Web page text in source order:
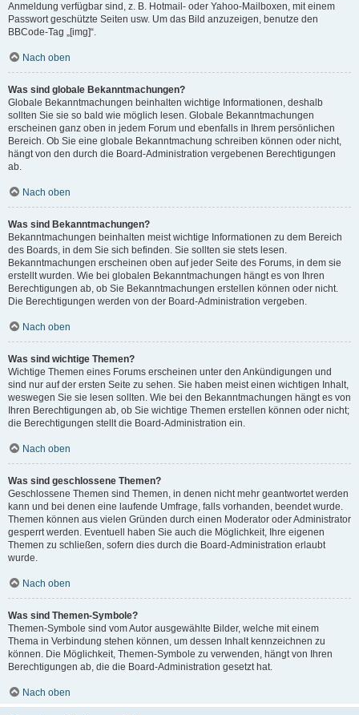
Anmeldung verfügbar sind, z. B. Hotmail- oder Yahoo-Mailboxen, mit einem
Passwort geschützte Seiten usw. Um das Bild anzuzeigen, benutze den
BBCode-Tag „[img]“.
Nach oben
Was sind globale Bekanntmachungen?
Globale Bekanntmachungen beinhalten wichtige Informationen, deshalb
sollten Sie sie so bald wie möglich lesen. Globale Bekanntmachungen
erscheinen ganz oben in jedem Forum und ebenfalls in Ihrem persönlichen
Bereich. Ob Sie eine globale Bekanntmachung schreiben können oder nicht,
hängt von den durch die Board-Administration vergebenen Berechtigungen
ab.
Nach oben
Was sind Bekanntmachungen?
Bekanntmachungen beinhalten meist wichtige Informationen zu dem Bereich
des Boards, in dem Sie sich befinden. Sie sollten sie stets lesen.
Bekanntmachungen erscheinen oben auf jeder Seite des Forums, in dem sie
erstellt wurden. Wie bei globalen Bekanntmachungen hängt es von Ihren
Berechtigungen ab, ob Sie Bekanntmachungen erstellen können oder nicht.
Die Berechtigungen werden von der Board-Administration vergeben.
Nach oben
Was sind wichtige Themen?
Wichtige Themen eines Forums erscheinen unter den Ankündigungen und
sind nur auf der ersten Seite zu sehen. Sie haben meist einen wichtigen Inhalt,
weswegen Sie sie lesen sollten. Wie bei den Bekanntmachungen hängt es von
Ihren Berechtigungen ab, ob Sie wichtige Themen erstellen können oder nicht;
die Berechtigungen stellt die Board-Administration ein.
Nach oben
Was sind geschlossene Themen?
Geschlossene Themen sind Themen, in denen nicht mehr geantwortet werden
kann und bei denen eine laufende Umfrage, falls vorhanden, beendet wurde.
Themen können aus vielen Gründen durch einen Moderator oder Administrator
gesperrt werden. Eventuell haben Sie auch die Möglichkeit, Ihre eigenen
Themen zu schließen, sofern dies durch die Board-Administration erlaubt
wurde.
Nach oben
Was sind Themen-Symbole?
Themen-Symbole sind vom Autor ausgewählte Bilder, welche mit einem
Thema in Verbindung stehen können, um dessen Inhalt kennzeichnen zu
können. Die Möglichkeit, Themen-Symbole zu verwenden, hängt von Ihren
Berechtigungen ab, die die Board-Administration gesetzt hat.
Nach oben